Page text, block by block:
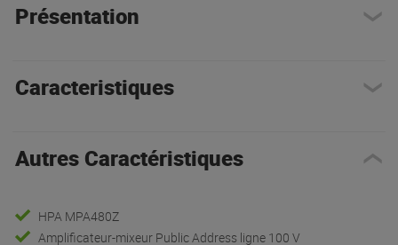
Présentation
Caracteristiques
Autres Caractéristiques
HPA MPA480Z
Amplificateur-mixeur Public Address ligne 100 V